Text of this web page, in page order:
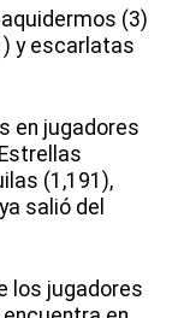
(3)
y escarlatas
en jugadores
(1,191),
salió del
los jugadores